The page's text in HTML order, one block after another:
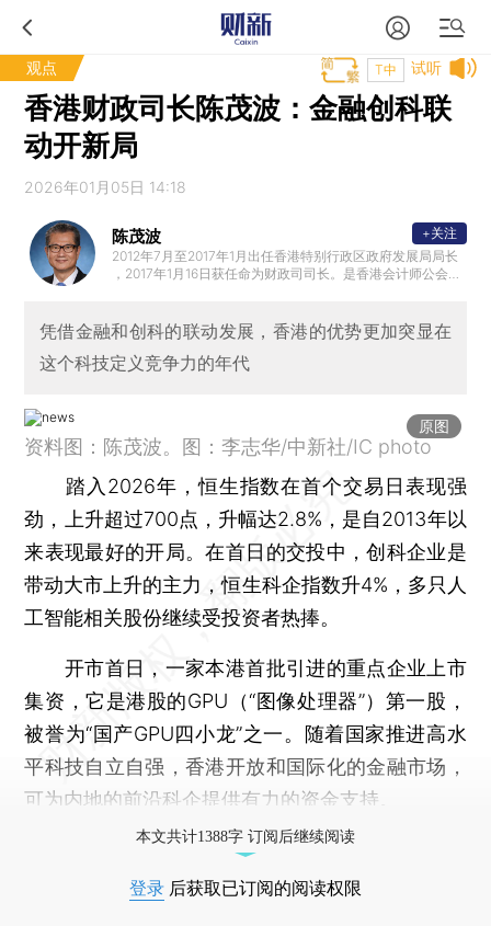
观点 试听
T中
香港财政司长陈茂波：金融创科联
动开新局
2026年01月05日 14:18
陈茂波
2012年7月至2017年1月出任香港特别行政区政府发展局局长
，2017年1月16日获任命为财政司司长。是香港会计师公会前
局主席、西九文化区管理局董事局成员、策略发展委员会非
官方委员和香港中文大学校董会成员。
+关注
凭借金融和创科的联动发展，香港的优势更加突显在
这个科技定义竞争力的年代
原图
资料图：陈茂波。图：李志华/中新社/IC photo
踏入2026年，恒生指数在首个交易日表现强
劲，上升超过700点，升幅达2.8%，是自2013年以
来表现最好的开局。在首日的交投中，创科企业是
带动大市上升的主力，恒生科企指数升4%，多只人
工智能相关股份继续受投资者热捧。
开市首日，一家本港首批引进的重点企业上市
集资，它是港股的GPU（“图像处理器”）第一股，
被誉为“国产GPU四小龙”之一。随着国家推进高水
平科技自立自强，香港开放和国际化的金融市场，
可为内地的前沿科企提供有力的资金支持。
本文共计1388字 订阅后继续阅读
登录 后获取已订阅的阅读权限